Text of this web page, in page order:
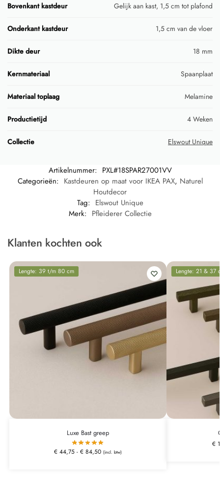
Bovenkant kastdeur Gelijk aan kast, 1,5 cm tot plafond
Onderkant kastdeur 1,5 cm van de vloer
Dikte deur 18 mm
Kernmateriaal Spaanplaat
Materiaal toplaag Melamine
Productietijd 4 Weken
Collectie Elswout Unique
Artikelnummer: PXL#18SPAR27001VV
Categorieën: Kastdeuren op maat voor IKEA PAX, Naturel
Houtdecor
Tag: Elswout Unique
Merk: Pfleiderer Collectie
Klanten kochten ook
Lengte: 39 t/m 80 cm
Luxe Bast greep
€44,75 - €84,50 (incl. btw)
Lengte: 21 & 37
€